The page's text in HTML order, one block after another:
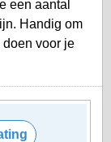
een aantal
Handig om
voor je